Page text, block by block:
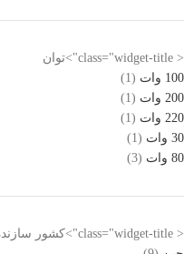
< class="widget-title">توان
100 وات
(1)
200 وات
(1)
220 وات
(1)
30 وات
(1)
80 وات
(3)
< class="widget-title">کشور سازنده